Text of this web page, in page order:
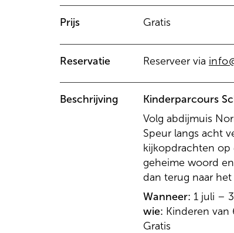
Prijs Gratis
Reservatie Reserveer via
Beschrijving
Kinderparcours
Volg abdijmuis
Speur langs acht
kijkopdrachten op
geheime woord
dan terug naar
Wanneer: 1 juli –
wie: Kinderen van
Gratis